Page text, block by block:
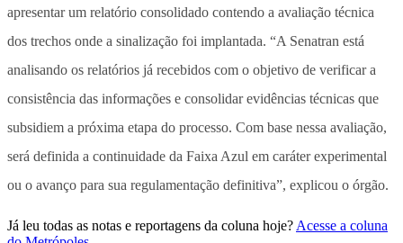
apresentar um relatório consolidado contendo a avaliação técnica
dos trechos onde a sinalização foi implantada. “A Senatran está
analisando os relatórios já recebidos com o objetivo de verificar a
consistência das informações e consolidar evidências técnicas que
subsidiem a próxima etapa do processo. Com base nessa avaliação,
será definida a continuidade da Faixa Azul em caráter experimental
ou o avanço para sua regulamentação definitiva”, explicou o órgão.
Já leu todas as notas e reportagens da coluna hoje? Acesse a coluna